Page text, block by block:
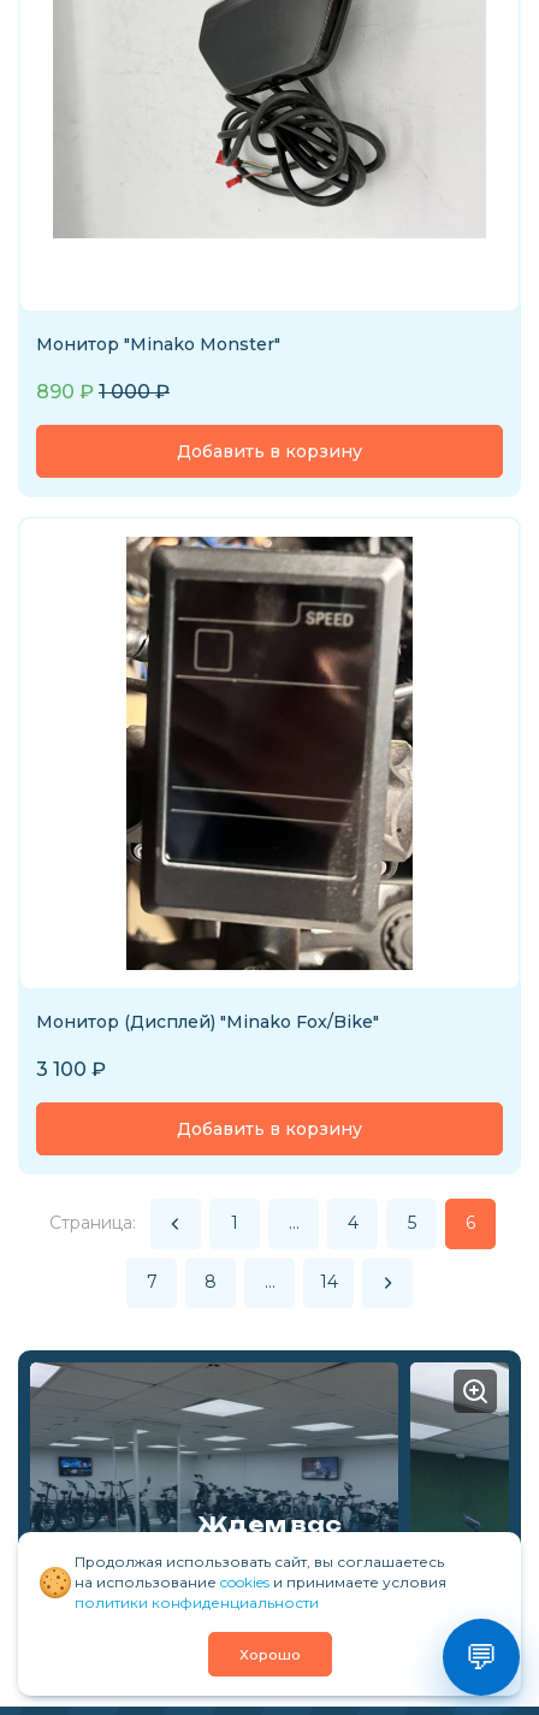
Монитор "Minako Monster"
890 ₽ 1 000₽
Добавить в корзину
Монитор (Дисплей) "Minako Fox/Bike"
3 100 ₽
Добавить в корзину
Страница: 1 ... 4 5 6
7 8 ... 14
Ждем вас
ежедневно с 9:00 до 21:00
Москва, ул. Электродная дом 5
Продолжая использовать сайт, вы соглашаетесь
на использование cookies и принимаете условия
политики конфиденциальности
Хорошо 💬